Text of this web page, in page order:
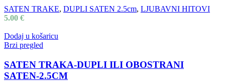
SATEN TRAKE, DUPLI SATEN 2.5cm, LJUBAVNI HITOVI
5.00 €
Dodaj u košaricu
Brzi pregled
SATEN TRAKA-DUPLI ILI OBOSTRANI
SATEN-2.5CM